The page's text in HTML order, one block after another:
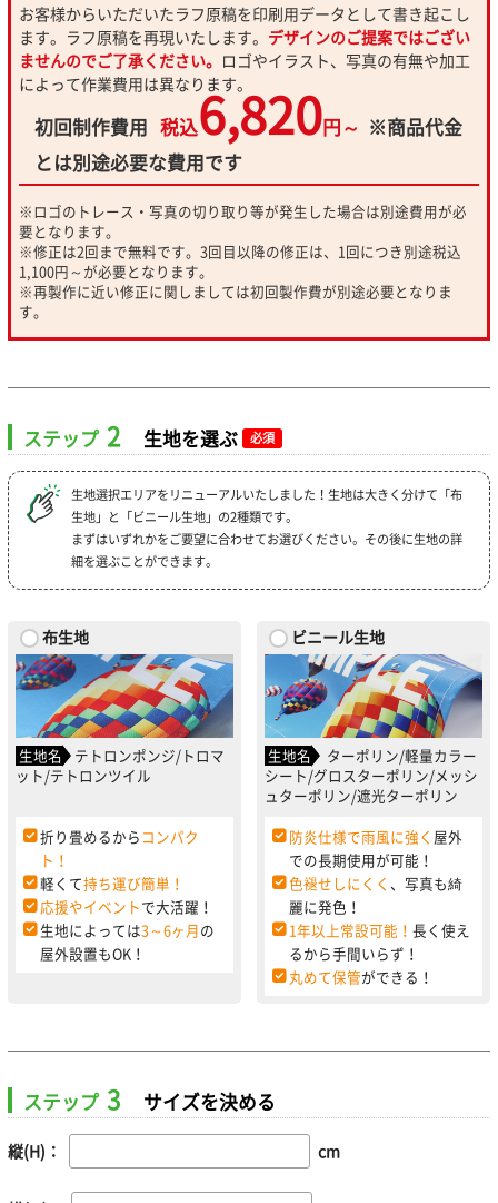
お客様からいただいたラフ原稿を印刷用データとして書き起こし
ます。ラフ原稿を再現いたします。 デザインのご提案ではござい
ませんのでご了承ください。 ロゴやイラスト、写真の有無や加工
によって作業費用は異なります。
初回制作費用 税込6,820円～ ※商品代金
とは別途必要な費用です
※ロゴのトレース・写真の切り取り等が発生した場合は別途費用が必
要となります。
※修正は2回まで無料です。3回目以降の修正は、1回につき別途税込
1,100円～が必要となります。
※再製作に近い修正に関しましては初回製作費が別途必要となりま
す。
ステップ 2 生地を選ぶ 必須
生地選択エリアをリニューアルいたしました！生地は大きく分けて「布
生地」と「ビニール生地」の2種類です。
まずはいずれかをご要望に合わせてお選びください。その後に生地の詳
細を選ぶことができます。
布生地
生地名
テトロンポンジ/トロマ
ット/テトロンツイル
折り畳めるから コンパク
ト！
軽くて持ち運び簡単！
応援やイベントで大活躍！
生地によっては3～6ヶ月の
屋外設置もOK！
ビニール生地
生地名
ターポリン/軽量カラー
シート/グロスターポリン/メッシ
ュターポリン/遮光ターポリン
防炎仕様で雨風に強く 屋外
での長期使用が可能！
色褪せしにくく、写真も綺
麗に発色！
1年以上常設可能！長く使え
るから手間いらず！
丸めて保管ができる！
ステップ 3 サイズを決める
縦(H)： cm